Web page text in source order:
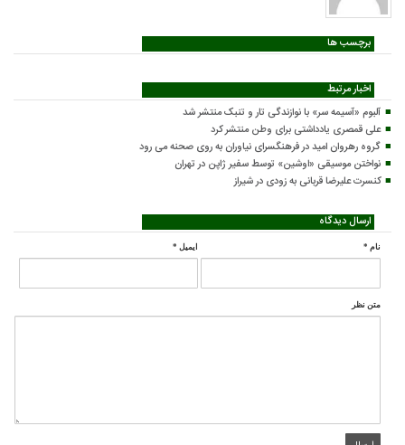
برچسب ها
اخبار مرتبط
آلبوم «آسیمه سر» با نوازندگی تار و تنبک منتشر شد
علی قمصری یادداشتی برای وطن منتشر کرد
گروه رهروان امید در فرهنگسرای نیاوران به روی صحنه می رود
نواختن موسیقی «اوشین» توسط سفیر ژاپن در تهران
کنسرت علیرضا قربانی به زودی در شیراز
ارسال دیدگاه
نام * ایمیل *
متن نظر